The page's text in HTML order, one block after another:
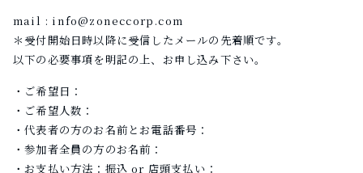
mail : info@zoneccorp.com
＊受付開始日時以降に受信したメールの先着順です。
以下の必要事項を明記の上、お申し込み下さい。
・ご希望日：
・ご希望人数：
・代表者の方のお名前とお電話番号：
・参加者全員の方のお名前：
・お支払い方法：振込 or 店頭支払い：